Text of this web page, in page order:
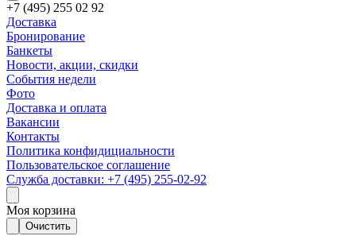
+7 (495) 255 02 92
Доставка
Бронирование
Банкеты
Новости, акции, скидки
События недели
Фото
Доставка и оплата
Вакансии
Контакты
Политика конфидициальности
Пользовательское соглашение
Служба доставки: +7 (495) 255-02-92
Моя корзина
Очистить